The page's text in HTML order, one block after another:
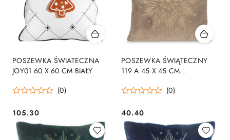
POSZEWKA ŚWIATECZNA
JOY01 60 X 60 CM BIAŁY
(0)
Cena:
105.30
POSZEWKA ŚWIĄTECZNY
119 A 45 X 45 CM
(0)
Cena:
40.40